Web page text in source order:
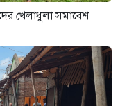
খেলাধুলা সমাবেশ